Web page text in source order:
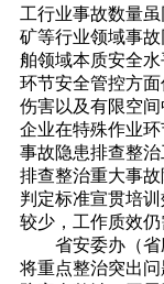
工行业事故数量
矿等行业领域事
舶领域本质安全
环节安全管控方
伤害以及有限空
企业在特殊作业
事故隐患排查整
排查整治重大事
判定标准宣贯培
较少，工作质效仍
省安委办（省应
将重点整治突出